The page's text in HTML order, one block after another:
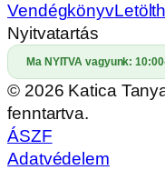
Vendégkönyv
Nyitvatartás
Ma NYITVA vagyunk:
© 2026 Katica
fenntartva.
ÁSZF
Adatvédelem